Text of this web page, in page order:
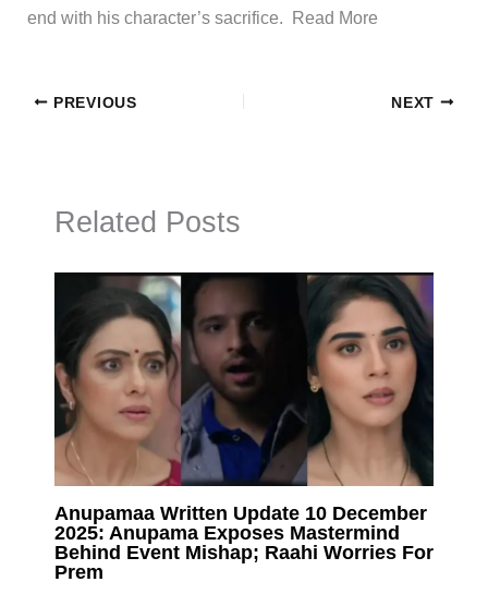
end with his character’s sacrifice. ​Read More
PREVIOUS NEXT
Related Posts
Anupamaa Written Update 10 December
2025: Anupama Exposes Mastermind
Behind Event Mishap; Raahi Worries For
Prem